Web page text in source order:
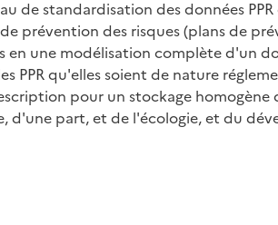
de standardisation des données
des risques (plans de
une modélisation complète d'un
qu'elles soient de nature
pour un stockage homogène
d'une part, et de l'écologie, et du